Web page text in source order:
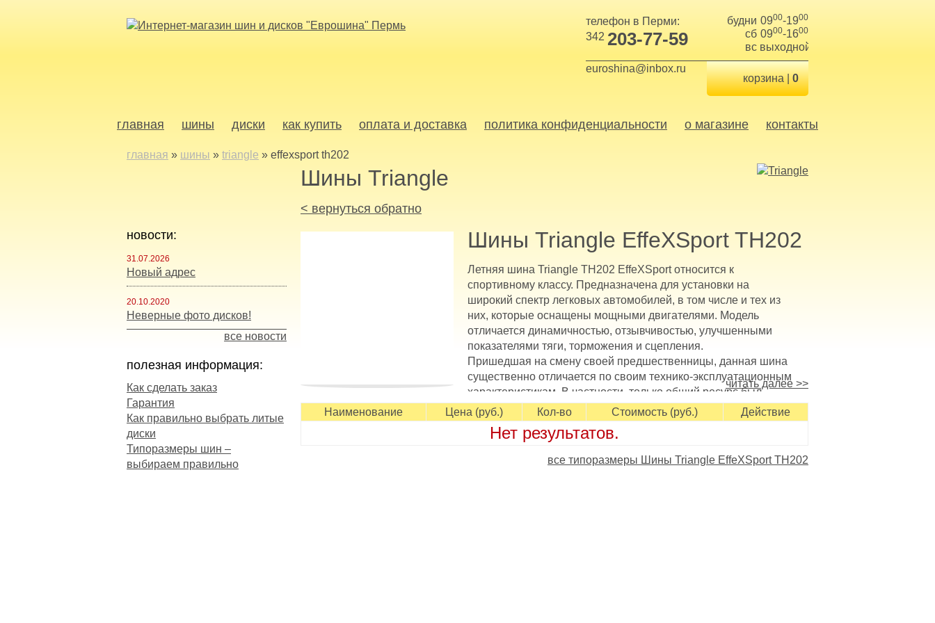
будни 0900-1900
сб 0900-1600
вс выходной
телефон в Перми:
342 203-77-59
корзина |0
euroshina@inbox.ru
главная шины диски как купить оплата и доставка политика конфиденциальности о магазине контакты
главная » шины » triangle » effexsport th202
новости:
31.07.2026
Новый адрес
20.10.2020
Неверные фото дисков!
все новости
полезная информация:
Как сделать заказ
Гарантия
Как правильно выбрать литые
диски
Типоразмеры шин –
выбираем правильно
Шины Triangle
< вернуться обратно
Шины Triangle EffeXSport TH202
Летняя шина Triangle TH202 EffeXSport относится к
спортивному классу. Предназначена для установки на
широкий спектр легковых автомобилей, в том числе и тех из
них, которые оснащены мощными двигателями. Модель
отличается динамичностью, отзывчивостью, улучшенными
показателями тяги, торможения и сцепления.
Пришедшая на смену своей предшественницы, данная шина
существенно отличается по своим технико-эксплуатационным
характеристикам. В частности, только общий ресурс был
повышен более, чем на 20%. В модели сочетается топливная экономичность и эффективность
сцепных свойств. Этого удалось добиться за счет гладкой поверхности блочных структур,
которая минимизирует сопротивление воздушным потокам. А наличие насечек и канавок
способствует поддержанию тяговых и тормозных свойств на сухом и мокром асфальте.
Наличие цельных ребер в центре положительно отражается на чуткости управления, повышая
читать далее >>
Наименование Цена (руб.) Кол-во Стоимость (руб.) Действие
Нет результатов.
все типоразмеры Шины Triangle EffeXSport TH202